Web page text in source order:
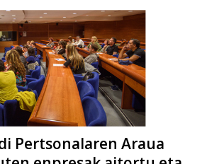
Pertsonalaren Araua